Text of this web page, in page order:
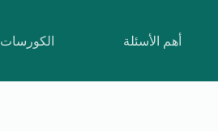
أهم الأسئلة الكورسات